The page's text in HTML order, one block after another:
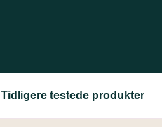
Tidligere testede produkter